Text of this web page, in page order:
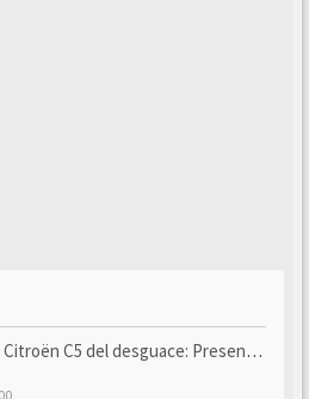
C5 del desguace: Presentación y seguimiento